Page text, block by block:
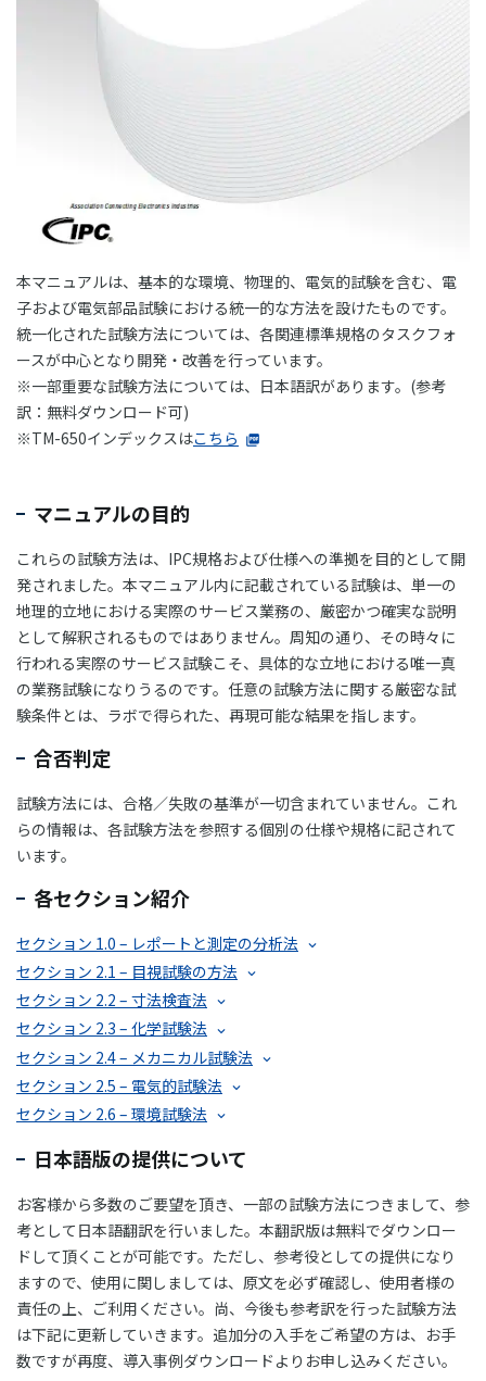
本マニュアルは、基本的な環境、物理的、電気的試験を含む、電
子および電気部品試験における統一的な方法を設けたものです。
統一化された試験方法については、各関連標準規格のタスクフォ
ースが中心となり開発・改善を行っています。
※一部重要な試験方法については、日本語訳があります。(参考
訳：無料ダウンロード可)
※TM-650インデックスはこちら
マニュアルの目的
これらの試験方法は、IPC規格および仕様への準拠を目的として開
発されました。本マニュアル内に記載されている試験は、単一の
地理的立地における実際のサービス業務の、厳密かつ確実な説明
として解釈されるものではありません。周知の通り、その時々に
行われる実際のサービス試験こそ、具体的な立地における唯一真
の業務試験になりうるのです。任意の試験方法に関する厳密な試
験条件とは、ラボで得られた、再現可能な結果を指します。
合否判定
試験方法には、合格／失敗の基準が一切含まれていません。これ
らの情報は、各試験方法を参照する個別の仕様や規格に記されて
います。
各セクション紹介
セクション 1.0 – レポートと測定の分析法
セクション 2.1 – 目視試験の方法
セクション 2.2 – 寸法検査法
セクション 2.3 – 化学試験法
セクション 2.4 – メカニカル試験法
セクション 2.5 – 電気的試験法
セクション 2.6 – 環境試験法
日本語版の提供について
お客様から多数のご要望を頂き、一部の試験方法につきまして、参
考として日本語翻訳を行いました。本翻訳版は無料でダウンロー
ドして頂くことが可能です。ただし、参考役としての提供になり
ますので、使用に関しましては、原文を必ず確認し、使用者様の
責任の上、ご利用ください。尚、今後も参考訳を行った試験方法
は下記に更新していきます。追加分の入手をご希望の方は、お手
数ですが再度、導入事例ダウンロードよりお申し込みください。